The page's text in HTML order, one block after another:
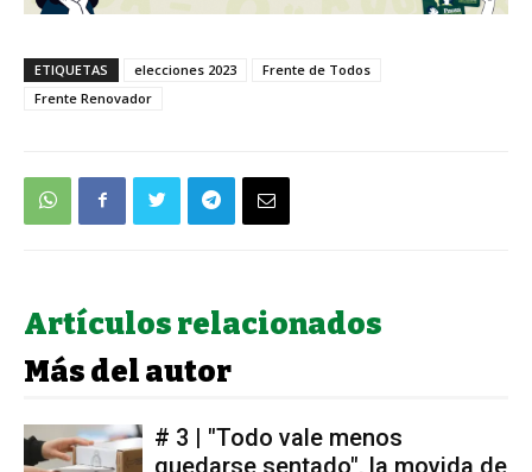
ETIQUETAS elecciones 2023
Frente de Todos
Frente Renovador
Artículos relacionados
Más del autor
# 3 | "Todo vale menos
quedarse sentado", la movida de